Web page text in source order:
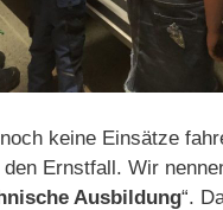
keine Einsätze
Ernstfall. Wir
Ausbildung“.